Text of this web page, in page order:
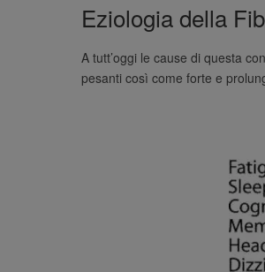
Eziologia della
A tutt’oggi le cause di questa
pesanti così come forte e